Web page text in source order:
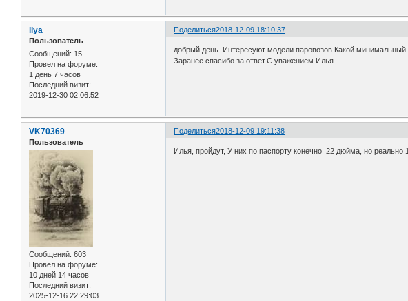
Поделиться2018-12-09 18:10:37
ilya
Пользователь
Сообщений: 15
Провел на форуме:
1 день 7 часов
Последний визит:
2019-12-30 02:06:52
добрый день. Интересуют модели паровозов.Какой
Заранее спасибо за ответ.С уважением Илья.
Поделиться2018-12-09 19:11:38
VK70369
Пользователь
Сообщений: 603
Провел на форуме:
10 дней 14 часов
Последний визит:
2025-12-16 22:29:03
Илья, пройдут, У них по паспорту конечно 22 дюйма, но реально